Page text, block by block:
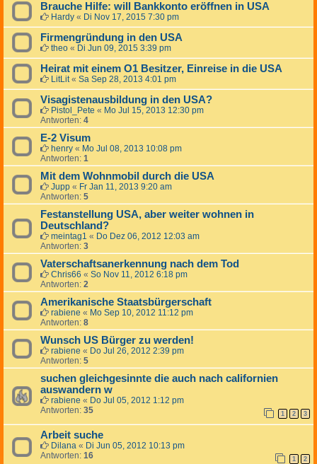
Brauche Hilfe: will Bankkonto eröffnen in USA
Hardy « Di Nov 17, 2015 7:30 pm
Firmengründung in den USA
theo « Di Jun 09, 2015 3:39 pm
Heirat mit einem O1 Besitzer, Einreise in die USA
LitLit« Sa Sep 28, 2013 4:01 pm
Visagistenausbildung in den USA?
Pistol_Pete « Mo Jul 15, 2013 12:30 pm
Antworten: 4
E-2 Visum
henry « Mo Jul 08, 2013 10:08 pm
Antworten: 1
Mit dem Wohnmobil durch die USA
Jupp « Fr Jan 11, 2013 9:20 am
Antworten: 5
Festanstellung USA, aber weiter wohnen in
Deutschland?
meintag1 « Do Dez 06, 2012 12:03 am
Antworten: 3
Vaterschaftsanerkennung nach dem Tod
Chris66 « So Nov 11, 2012 6:18 pm
Antworten: 2
Amerikanische Staatsbürgerschaft
rabiene « Mo Sep 10, 2012 11:12 pm
Antworten: 8
Wunsch US Bürger zu werden!
rabiene « Do Jul 26, 2012 2:39 pm
Antworten: 5
suchen gleichgesinnte die auch nach californien
auswandern w
rabiene « Do Jul 05, 2012 1:12 pm
Antworten: 35 1 2 3
Arbeit suche
Dilana « Di Jun 05, 2012 10:13 pm
Antworten: 16 1 2